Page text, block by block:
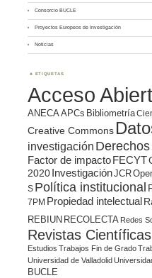
Consorcio BUCLE
Proyectos Europeos de Investigación
Noticias
ETIQUETAS
Acceso
ANECA APCs Bibliometría
Creative Commons
investigación
Factor de impacto FECYT
2020 InvestigaciónJCR
S Política institucional
7PM Propiedad intelectual
REBIUN RECOLECTA Redes
Revistas Científicas
Estudios Trabajos Fin de Grado
Universidad de Valladolid
BUCLE